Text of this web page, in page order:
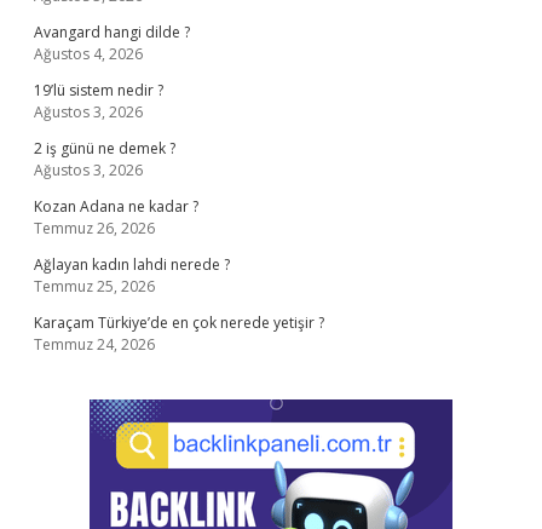
Avangard hangi dilde ?
Ağustos 4, 2026
19’lü sistem nedir ?
Ağustos 3, 2026
2 iş günü ne demek ?
Ağustos 3, 2026
Kozan Adana ne kadar ?
Temmuz 26, 2026
Ağlayan kadın lahdi nerede ?
Temmuz 25, 2026
Karaçam Türkiye’de en çok nerede yetişir ?
Temmuz 24, 2026